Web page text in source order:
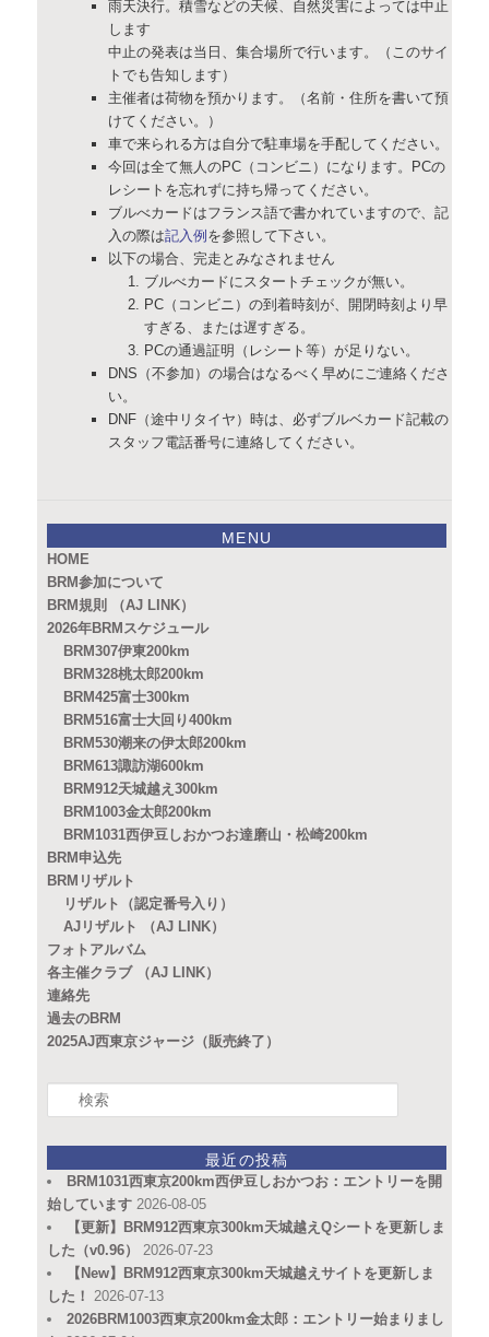
雨天決行。積雪などの天候、自然災害によっては中止
します
中止の発表は当日、集合場所で行います。（このサイ
トでも告知します）
主催者は荷物を預かります。（名前・住所を書いて預
けてください。）
車で来られる方は自分で駐車場を手配してください。
今回は全て無人のPC（コンビニ）になります。PCの
レシートを忘れずに持ち帰ってください。
ブルべカードはフランス語で書かれていますので、記
入の際は記入例を参照して下さい。
以下の場合、完走とみなされません
ブルべカードにスタートチェックが無い。
PC（コンビニ）の到着時刻が、開閉時刻より早
すぎる、または遅すぎる。
PCの通過証明（レシート等）が足りない。
DNS（不参加）の場合はなるべく早めにご連絡くださ
い。
DNF（途中リタイヤ）時は、必ずブルベカード記載の
スタッフ電話番号に連絡してください。
MENU
HOME
BRM参加について
BRM規則 （AJ LINK）
2026年BRMスケジュール
BRM307伊東200km
BRM328桃太郎200km
BRM425富士300km
BRM516富士大回り400km
BRM530潮来の伊太郎200km
BRM613諏訪湖600km
BRM912天城越え300km
BRM1003金太郎200km
BRM1031西伊豆しおかつお達磨山・松崎200km
BRM申込先
BRMリザルト
リザルト（認定番号入り）
AJリザルト （AJ LINK）
フォトアルバム
各主催クラブ （AJ LINK）
連絡先
過去のBRM
2025AJ西東京ジャージ（販売終了）
最近の投稿
BRM1031西東京200km西伊豆しおかつお：エントリーを開
始しています 2026-08-05
【更新】BRM912西東京300km天城越えQシートを更新しま
した（v0.96）
2026-07-23
【New】BRM912西東京300km天城越えサイトを更新しま
した！ 2026-07-13
2026BRM1003西東京200km金太郎：エントリー始まりまし